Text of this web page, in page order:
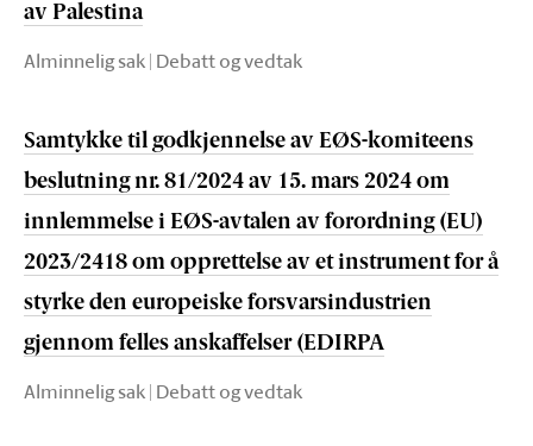
av Palestina
Alminnelig sak | Debatt og vedtak
Samtykke til godkjennelse av EØS-komiteens
beslutning nr. 81/2024 av 15. mars 2024 om
innlemmelse i EØS-avtalen av forordning (EU)
2023/2418 om opprettelse av et instrument for å
styrke den europeiske forsvarsindustrien
gjennom felles anskaffelser (EDIRPA
Alminnelig sak | Debatt og vedtak